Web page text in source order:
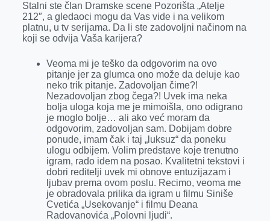
Stalni ste član Dramske scene Pozorišta „Atelje
212″, a gledaoci mogu da Vas vide i na velikom
platnu, u tv serijama. Da li ste zadovoljni načinom na
koji se odvija Vaša karijera?
Veoma mi je teško da odgovorim na ovo
pitanje jer za glumca ono može da deluje kao
neko trik pitanje. Zadovoljan čime?!
Nezadovoljan zbog čega?! Uvek ima neka
bolja uloga koja me je mimoišla, ono odigrano
je moglo bolje… ali ako već moram da
odgovorim, zadovoljan sam. Dobijam dobre
ponude, imam čak i taj „luksuz“ da poneku
ulogu odbijem. Volim predstave koje trenutno
igram, rado idem na posao. Kvalitetni tekstovi i
dobri reditelji uvek mi obnove entuzijazam i
ljubav prema ovom poslu. Recimo, veoma me
je obradovala prilika da igram u filmu Siniše
Cvetića „Usekovanje“ i filmu Deana
Radovanovića „Polovni ljudi“.